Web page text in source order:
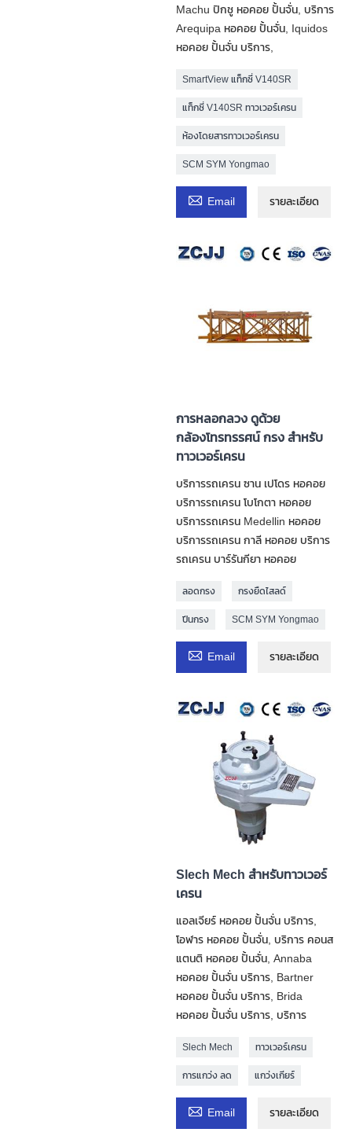
Machu ปิกชู หอคอย ปั้นจั่น, บริการ
Arequipa หอคอย ปั้นจั่น, Iquidos
หอคอย ปั้นจั่น บริการ,
SmartView แท็กซี่ V140SR
แท็กซี่ V140SR ทาวเวอร์เครน
ห้องโดยสารทาวเวอร์เครน
SCM SYM Yongmao
 Email รายละเอียด
การหลอกลวง ดูด้วย
กล้องโทรทรรศน์ กรง สำหรับ
ทาวเวอร์เครน
บริการรถเครน ซาน เปโดร หอคอย
บริการรถเครน โบโกตา หอคอย
บริการรถเครน Medellin หอคอย
บริการรถเครน กาลี หอคอย บริการ
รถเครน บาร์รันกียา หอคอย
ลอดกรง
กรงยืดไสลด์
ปีนกรง
SCM SYM Yongmao
 Email รายละเอียด
Slech Mech สำหรับทาวเวอร์
เครน
แอลเจียร์ หอคอย ปั้นจั่น บริการ,
โอฬาร หอคอย ปั้นจั่น, บริการ คอนส
แตนติ หอคอย ปั้นจั่น, Annaba
หอคอย ปั้นจั่น บริการ, Bartner
หอคอย ปั้นจั่น บริการ, Brida
หอคอย ปั้นจั่น บริการ, บริการ
Slech Mech
ทาวเวอร์เครน
การแกว่ง ลด
แกว่งเกียร์
 Email รายละเอียด